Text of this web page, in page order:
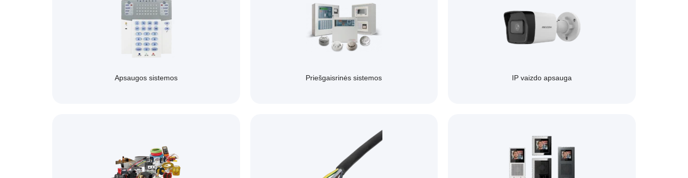
Apsaugos sistemos Priešgaisrinės sistemos IP vaizdo apsauga